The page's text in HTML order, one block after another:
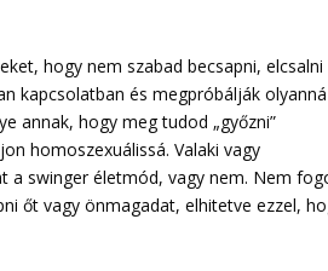
hogy nem szabad becsapni, elcsalni
kapcsolatban és megpróbálják olyanná
annak, hogy meg tudod „győzni”
homoszexuálissá. Valaki vagy
a swinger életmód, vagy nem. Nem
őt vagy önmagadat, elhitetve ezzel,